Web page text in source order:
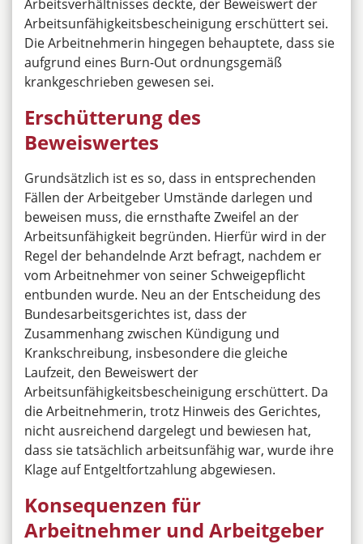
Arbeitsverhältnisses deckte, der Beweiswert der
Arbeitsunfähigkeitsbescheinigung erschüttert sei.
Die Arbeitnehmerin hingegen behauptete, dass sie
aufgrund eines Burn-Out ordnungsgemäß
krankgeschrieben gewesen sei.
Erschütterung des
Beweiswertes
Grundsätzlich ist es so, dass in entsprechenden
Fällen der Arbeitgeber Umstände darlegen und
beweisen muss, die ernsthafte Zweifel an der
Arbeitsunfähigkeit begründen. Hierfür wird in der
Regel der behandelnde Arzt befragt, nachdem er
vom Arbeitnehmer von seiner Schweigepflicht
entbunden wurde. Neu an der Entscheidung des
Bundesarbeitsgerichtes ist, dass der
Zusammenhang zwischen Kündigung und
Krankschreibung, insbesondere die gleiche
Laufzeit, den Beweiswert der
Arbeitsunfähigkeitsbescheinigung erschüttert. Da
die Arbeitnehmerin, trotz Hinweis des Gerichtes,
nicht ausreichend dargelegt und bewiesen hat,
dass sie tatsächlich arbeitsunfähig war, wurde ihre
Klage auf Entgeltfortzahlung abgewiesen.
Konsequenzen für
Arbeitnehmer und Arbeitgeber